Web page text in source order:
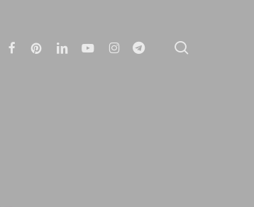
FacebookPinterestLinkedinYoutubeInstagramTelegram